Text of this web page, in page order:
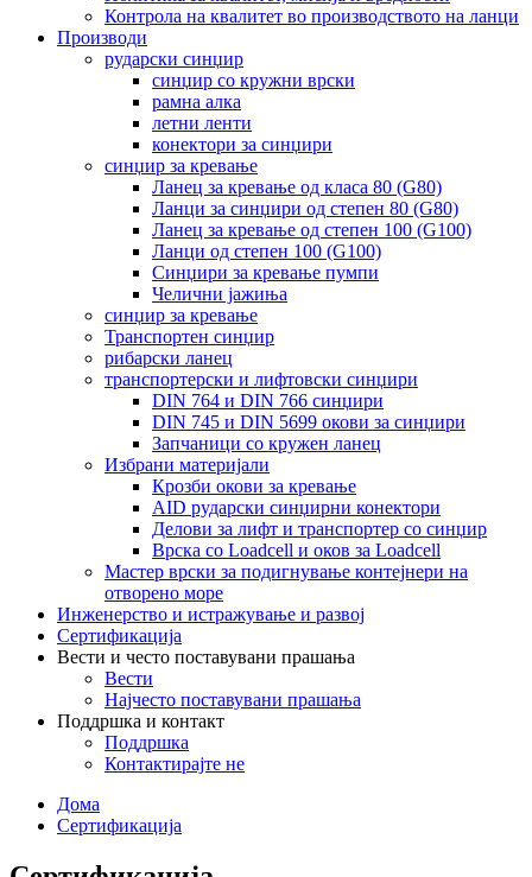
Контрола на квалитет во производството на ланци
Производи
рударски синџир
синџир со кружни врски
рамна алка
летни ленти
конектори за синџири
синџир за кревање
Ланец за кревање од класа 80 (G80)
Ланци за синџири од степен 80 (G80)
Ланец за кревање од степен 100 (G100)
Ланци од степен 100 (G100)
Синџири за кревање пумпи
Челични јажиња
синџир за кревање
Транспортен синџир
рибарски ланец
транспортерски и лифтовски синџири
DIN 764 и DIN 766 синџири
DIN 745 и DIN 5699 окови за синџири
Запчаници со кружен ланец
Избрани материјали
Крозби окови за кревање
AID рударски синџирни конектори
Делови за лифт и транспортер со синџир
Врска со Loadcell и оков за Loadcell
Мастер врски за подигнување контејнери на
отворено море
Инженерство и истражување и развој
Сертификација
Вести и често поставувани прашања
Вести
Најчесто поставувани прашања
Поддршка и контакт
Поддршка
Контактирајте не
Дома
Сертификација